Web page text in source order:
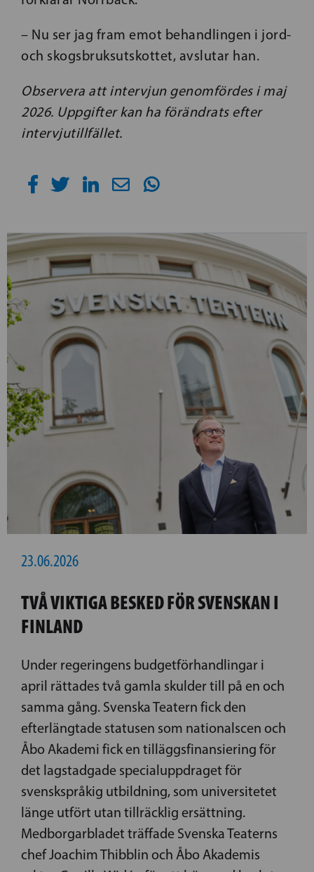
– Nu ser jag fram emot behandlingen i jord-
och skogsbruksutskottet, avslutar han.
Observera att intervjun genomfördes i maj
2026. Uppgifter kan ha förändrats efter
intervjutillfället.
23.06.2026
TVÅ VIKTIGA BESKED FÖR SVENSKAN I
FINLAND
Under regeringens budgetförhandlingar i
april rättades två gamla skulder till på en och
samma gång. Svenska Teatern fick den
efterlängtade statusen som nationalscen och
Åbo Akademi fick en tilläggsfinansiering för
det lagstadgade specialuppdraget för
svenskspråkig utbildning, som universitetet
länge utfört utan tillräcklig ersättning.
Medborgarbladet träffade Svenska Teaterns
chef Joachim Thibblin och Åbo Akademis